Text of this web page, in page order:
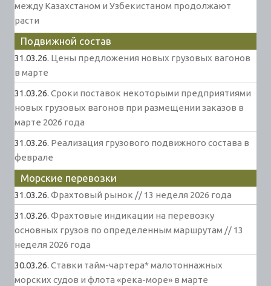
между Казахстаном и Узбекистаном продолжают
расти
Подвижной состав
31.03.26. Цены предложения новых грузовых вагонов
в марте
31.03.26. Сроки поставок некоторыми предприятиями
новых грузовых вагонов при размещении заказов в
марте 2026 года
31.03.26. Реализация грузового подвижного состава в
феврале
Морские перевозки
31.03.26. Фрахтовый рынок // 13 неделя 2026 года
31.03.26. Фрахтовые индикации на перевозку
основных грузов по определенным маршрутам // 13
неделя 2026 года
30.03.26. Ставки тайм-чартера* малотоннажных
морских судов и флота «река-море» в марте